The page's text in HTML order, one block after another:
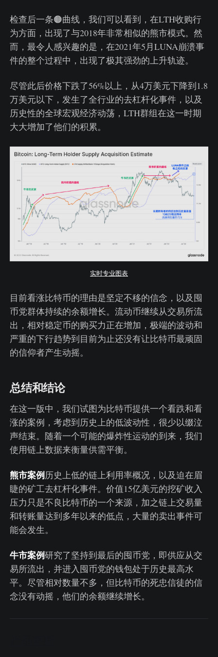
检查后一条🟠曲线，我们可以看到，在LTH收购行
为方面，出现了与2018年非常相似的熊市模式。然
而，最令人感兴趣的是，在2021年5月LUNA崩溃事
件的整个过程中，出现了极其强劲的上升轨迹️。
尽管此后价格下跌了56%以上，从4万美元下降到1.8
万美元以下，发生了全行业的去杠杆化事件，以及
历史性的全球宏观经济动荡，LTH群组在这一时期
大大增加了他们的积累。
实时专业图表
目前看涨比特币的理由是坚定不移的信念，以及囤
币党群体持续的余额增长。流动币继续从交易所流
出，相对稳定币的购买力正在增加，极端的波动和
严重的下行趋势到目前为止还没有让比特币最顽固
的信仰者产生动摇。
总结和结论
在这一版中，我们试图为比特币提供一个看跌和看
涨的案例，考虑到历史上的低波动性，很少以缀泣
声结束。随着一个可能的爆炸性运动的到来，我们
使用链上数据来衡量供需平衡。
熊市案例历史上低的链上利用率概况，以及迫在眉
睫的矿工去杠杆化事件。价值15亿美元的挖矿收入
压力只是不良比特币的一个来源，加之链上交易量
和转账量达到多年以来的低点，大量的卖出事件可
能会发生。
牛市案例研究了坚持到最后的囤币党，即供应从交
易所流出，并进入囤币党的钱包处于历史最高水
平。尽管相对数量不多，但比特币的死忠信徒的信
念没有动摇，他们的余额继续增长。